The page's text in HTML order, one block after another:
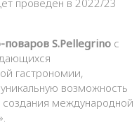
проведен в 2022/23
S.Pellegrino с
гастрономии,
возможность
создания международной